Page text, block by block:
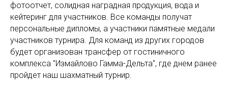
фотоотчет, солидная наградная продукция, вода и
кейтеринг для участников. Все команды получат
персональные дипломы, а участники памятные медали
участников турнира. Для команд из других городов
будет организован трансфер от гостиничного
комплекса "Измайлово Гамма-Дельта", где днем ранее
пройдет наш шахматный турнир.